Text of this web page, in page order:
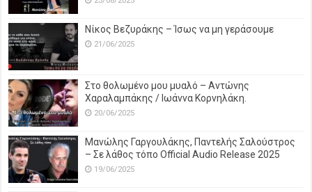
Νίκος Βεζυράκης – Ίσως να μη γεράσουμε
21/06/2025
Στο θολωμένο μου μυαλό – Αντώνης
Χαραλαμπάκης / Ιωάννα Κορνηλάκη.
20/06/2025
Μανώλης Γαργουλάκης, Παντελής Σαλούστρος
– Σε λάθος τόπο Official Audio Release 2025
19/06/2025